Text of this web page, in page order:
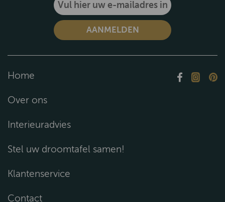
Home
Over ons
Interieuradvies
Stel uw droomtafel samen!
Klantenservice
Contact